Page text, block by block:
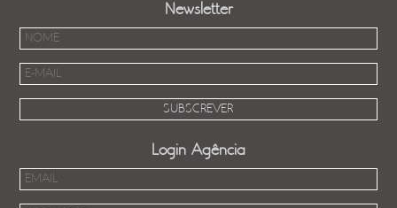
Newsletter
Login Agência